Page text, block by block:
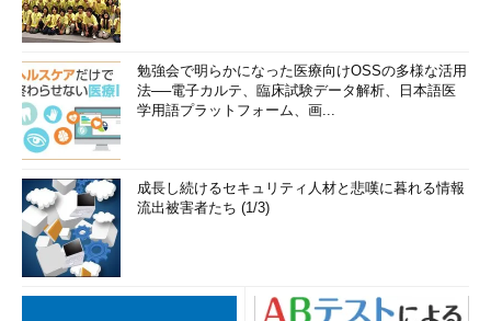
勉強会で明らかになった医療向けOSSの多様な活用
法──電子カルテ、臨床試験データ解析、日本語医
学用語プラットフォーム、画...
成長し続けるセキュリティ人材と悲嘆に暮れる情報
流出被害者たち (1/3)